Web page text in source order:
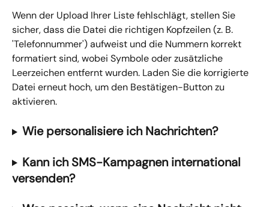
Wenn der Upload Ihrer Liste fehlschlägt, stellen Sie
sicher, dass die Datei die richtigen Kopfzeilen (z. B.
'Telefonnummer') aufweist und die Nummern korrekt
formatiert sind, wobei Symbole oder zusätzliche
Leerzeichen entfernt wurden. Laden Sie die korrigierte
Datei erneut hoch, um den Bestätigen-Button zu
aktivieren.
Wie personalisiere ich Nachrichten?
Kann ich SMS-Kampagnen international
versenden?